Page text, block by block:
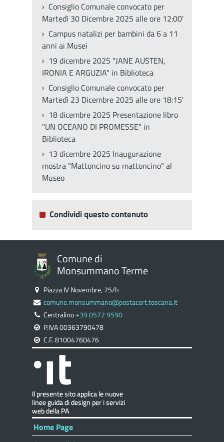
Consiglio Comunale convocato per
Martedì 30 Dicembre 2025 alle ore 12:00'
Campus natalizi per bambini da 6 a 11
anni ai Musei
19 dicembre 2025 "JANE AUSTEN,
IRONIA E ARGUZIA" in Biblioteca
Consiglio Comunale convocato per
Martedì 23 Dicembre 2025 alle ore 18:15'
18 dicembre 2025 Presentazione libro
"UN OCEANO DI PROMESSE" in
Biblioteca
13 dicembre 2025 Inaugurazione
mostra "Mattoncino su mattoncino" al
Museo
Condividi questo contenuto
Comune di
Monsummano Terme
Piazza IV Novembre, 75/h
comune.monsummano@postacert.toscana.it
Centralino+39 0572 9590
P.IVA 00363790478
C.F. 81004760476
Home Page